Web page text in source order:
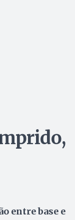
entre base e